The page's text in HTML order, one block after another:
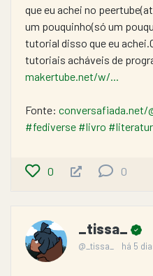
que eu achei no
um pouquinho(só um
tutorial disso que eu
makertube.net/w/...
Fonte: conversafiada.net/
#fediverse #livro
0 0
_tissa_
@_tissa_ há 5